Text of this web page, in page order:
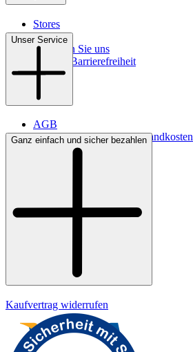
Stores
Kontakt
So finden Sie uns
Digitale Barrierefreiheit
Unser Service
AGB
Lieferbedingungen & Versandkosten
Bezahlung
Ganz einfach und sicher bezahlen
Kaufvertrag widerrufen